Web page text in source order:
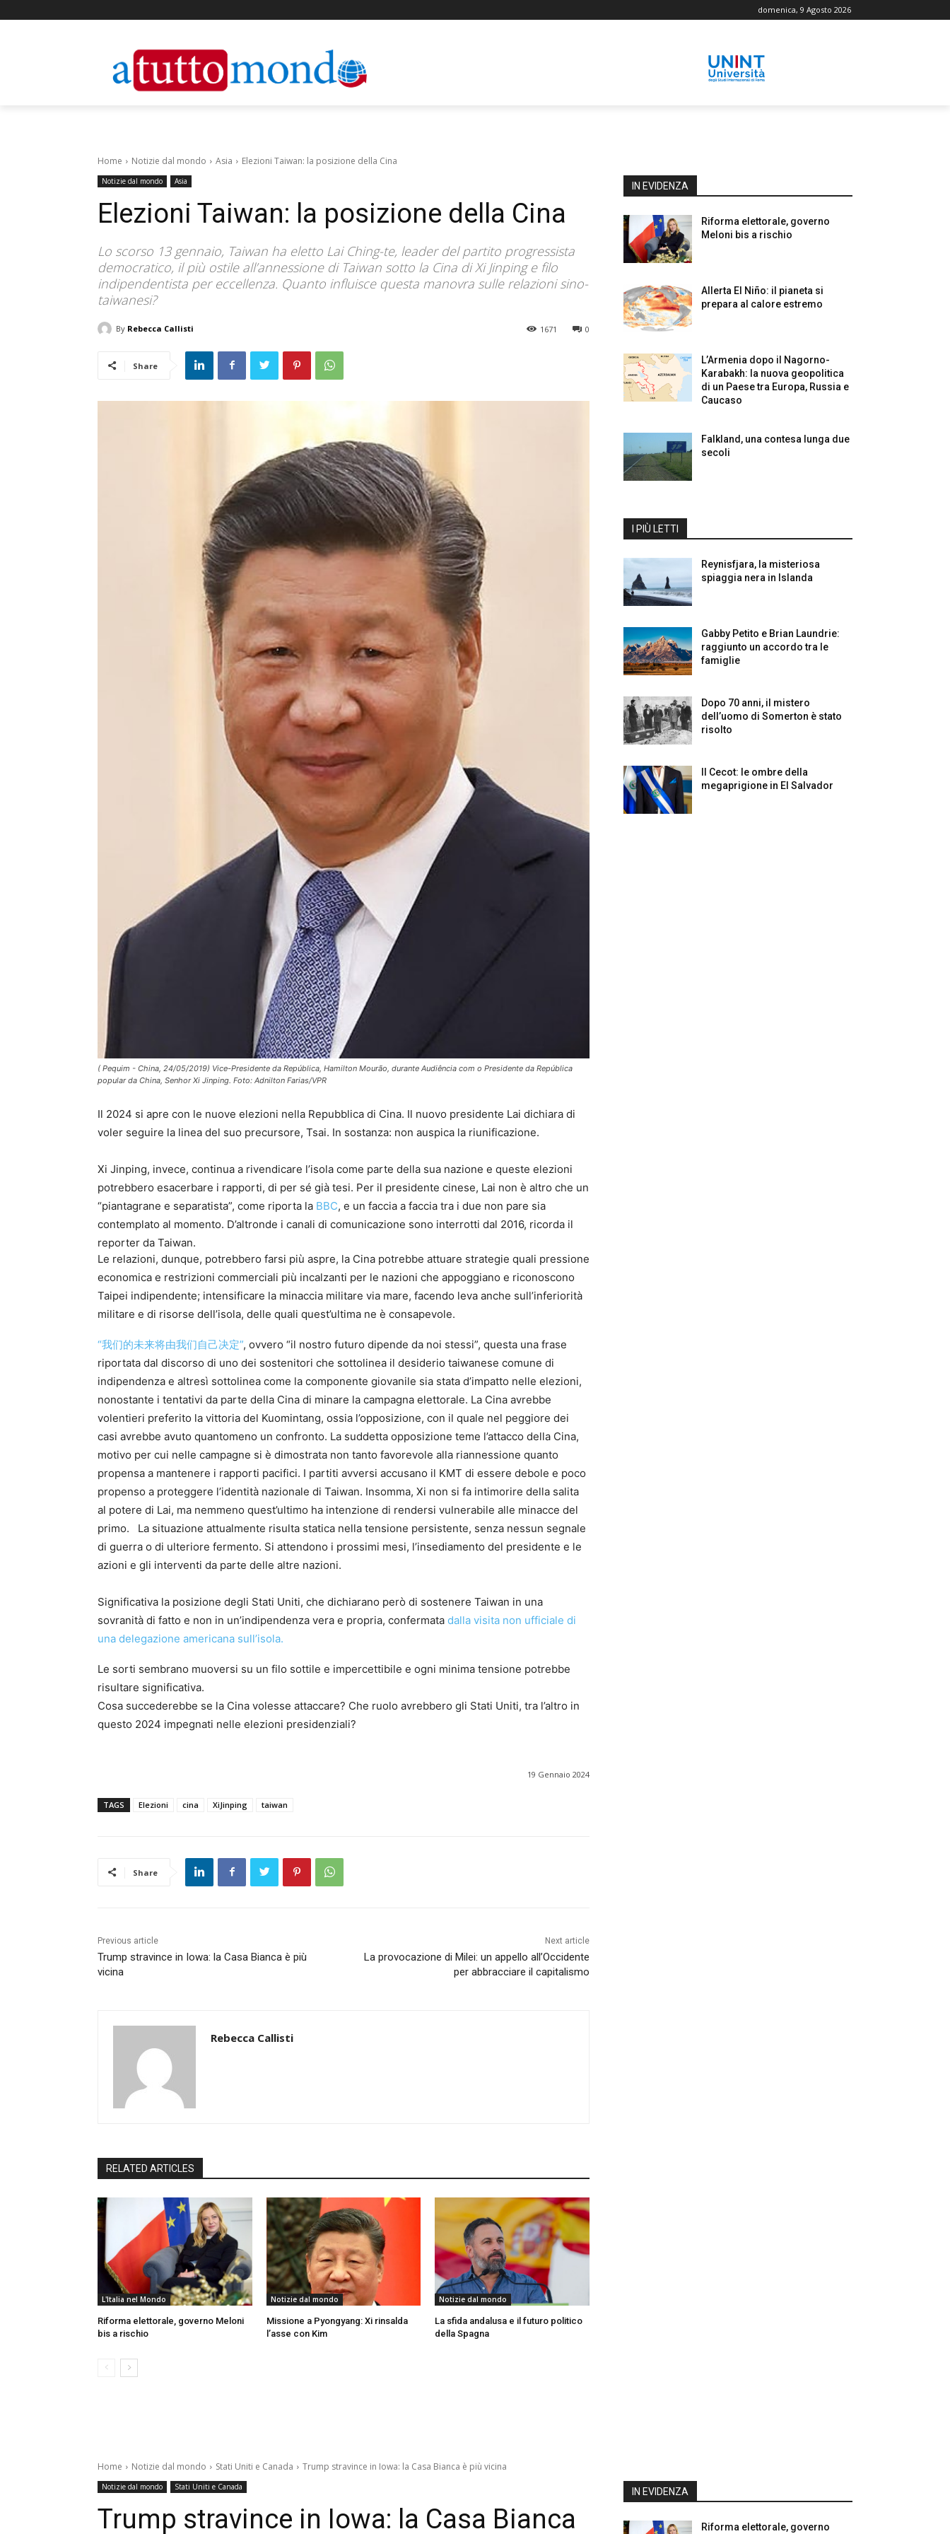
domenica, 9 Agosto 2026
Home Notizie dal mondo Asia Elezioni Taiwan: la posizione della Cina
Notizie dal mondo Asia
Elezioni Taiwan: la posizione della Cina
Lo scorso 13 gennaio, Taiwan ha eletto Lai Ching-te, leader del partito progressista
democratico, il più ostile all’annessione di Taiwan sotto la Cina di Xi Jinping e filo
indipendentista per eccellenza. Quanto influisce questa manovra sulle relazioni sino-
taiwanesi?
By Rebecca Callisti 0
1671
Share
( Pequim - China, 24/05/2019) Vice-Presidente da República, Hamilton Mourão, durante Audiência com o Presidente da República
popular da China, Senhor Xi Jinping. Foto: Adnilton Farias/VPR
Il 2024 si apre con le nuove elezioni nella Repubblica di Cina. Il nuovo presidente Lai dichiara di
voler seguire la linea del suo precursore, Tsai. In sostanza: non auspica la riunificazione.
Xi Jinping, invece, continua a rivendicare l’isola come parte della sua nazione e queste elezioni
potrebbero esacerbare i rapporti, di per sé già tesi. Per il presidente cinese, Lai non è altro che un
“piantagrane e separatista”, come riporta la BBC, e un faccia a faccia tra i due non pare sia
contemplato al momento. D’altronde i canali di comunicazione sono interrotti dal 2016, ricorda il
reporter da Taiwan.
Le relazioni, dunque, potrebbero farsi più aspre, la Cina potrebbe attuare strategie quali pressione
economica e restrizioni commerciali più incalzanti per le nazioni che appoggiano e riconoscono
Taipei indipendente; intensificare la minaccia militare via mare, facendo leva anche sull’inferiorità
militare e di risorse dell’isola, delle quali quest’ultima ne è consapevole.
“我们的未来将由我们自己决定”, ovvero “il nostro futuro dipende da noi stessi”, questa una frase
riportata dal discorso di uno dei sostenitori che sottolinea il desiderio taiwanese comune di
indipendenza e altresì sottolinea come la componente giovanile sia stata d’impatto nelle elezioni,
nonostante i tentativi da parte della Cina di minare la campagna elettorale. La Cina avrebbe
volentieri preferito la vittoria del Kuomintang, ossia l’opposizione, con il quale nel peggiore dei
casi avrebbe avuto quantomeno un confronto. La suddetta opposizione teme l’attacco della Cina,
motivo per cui nelle campagne si è dimostrata non tanto favorevole alla riannessione quanto
propensa a mantenere i rapporti pacifici. I partiti avversi accusano il KMT di essere debole e poco
propenso a proteggere l’identità nazionale di Taiwan. Insomma, Xi non si fa intimorire della salita
al potere di Lai, ma nemmeno quest’ultimo ha intenzione di rendersi vulnerabile alle minacce del
primo. La situazione attualmente risulta statica nella tensione persistente, senza nessun segnale
di guerra o di ulteriore fermento. Si attendono i prossimi mesi, l’insediamento del presidente e le
azioni e gli interventi da parte delle altre nazioni.
Significativa la posizione degli Stati Uniti, che dichiarano però di sostenere Taiwan in una
sovranità di fatto e non in un’indipendenza vera e propria, confermata dalla visita non ufficiale di
una delegazione americana sull’isola.
Le sorti sembrano muoversi su un filo sottile e impercettibile e ogni minima tensione potrebbe
risultare significativa.
Cosa succederebbe se la Cina volesse attaccare? Che ruolo avrebbero gli Stati Uniti, tra l’altro in
questo 2024 impegnati nelle elezioni presidenziali?
19 Gennaio 2024
TAGS Elezioni cina XiJinping taiwan
Share
Previous article
Trump stravince in Iowa: la Casa Bianca è più
vicina
Next article
La provocazione di Milei: un appello all’Occidente
per abbracciare il capitalismo
Rebecca Callisti
RELATED ARTICLES
L'Italia nel Mondo
Riforma elettorale, governo Meloni
bis a rischio
Notizie dal mondo
Missione a Pyongyang: Xi rinsalda
l’asse con Kim
Notizie dal mondo
La sfida andalusa e il futuro politico
della Spagna
IN EVIDENZA
Riforma elettorale, governo
Meloni bis a rischio
Allerta El Niño: il pianeta si
prepara al calore estremo
L’Armenia dopo il Nagorno-
Karabakh: la nuova geopolitica
di un Paese tra Europa, Russia e
Caucaso
Falkland, una contesa lunga due
secoli
I PIÙ LETTI
Reynisfjara, la misteriosa
spiaggia nera in Islanda
Gabby Petito e Brian Laundrie:
raggiunto un accordo tra le
famiglie
Dopo 70 anni, il mistero
dell’uomo di Somerton è stato
risolto
Il Cecot: le ombre della
megaprigione in El Salvador